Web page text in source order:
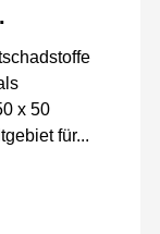
x 50
für...